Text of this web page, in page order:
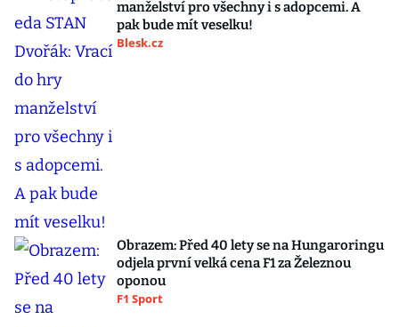
manželství pro všechny i s adopcemi. A
pak bude mít veselku!
Blesk.cz
Obrazem: Před 40 lety se na Hungaroringu
odjela první velká cena F1 za Železnou
oponou
F1 Sport